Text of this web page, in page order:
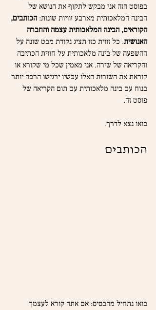
בפוסט הזה אני מבקש לתקוף את הנושא של
הבינה המלאכותית מארבע זוויות שונות: הכותבים,
הקוראים, הבינה המלאכותית עצמה והחברה
האנושית. כל זווית כזו תציג נקודת מבט שונה על
ההשפעה של בינה מלאכותית על חווית הכתיבה
והקריאה של שירה. אני מאמין שכל מי שקורא או
קוראת את השורות האלו עכשיו ירגישו הרבה יותר
בנוח עם בינה מלאכותית עם תום הקריאה של
פוסט זה.
בואו נצא לדרך.
הכותבים
בואו נתחיל מהבסיס: אם אתה קורא לעצמך